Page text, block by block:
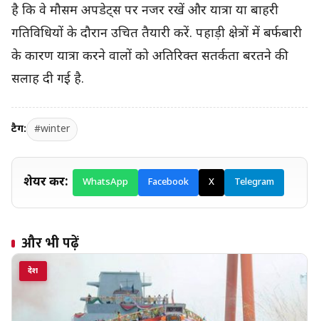
है कि वे मौसम अपडेट्स पर नजर रखें और यात्रा या बाहरी
गतिविधियों के दौरान उचित तैयारी करें. पहाड़ी क्षेत्रों में बर्फबारी
के कारण यात्रा करने वालों को अतिरिक्त सतर्कता बरतने की
सलाह दी गई है.
टैग: #winter
शेयर करें: WhatsApp Facebook X Telegram
और भी पढ़ें
देश